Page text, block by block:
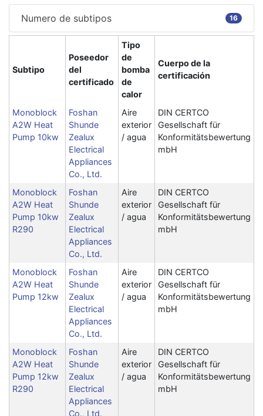
Numero de subtipos 16
Subtipo
Poseedor
del
certificado
Tipo
de
bomba
de
calor
Cuerpo de la
certificación
Monoblock
A2W Heat
Pump 10kw
Foshan
Shunde
Zealux
Electrical
Appliances
Co., Ltd.
Aire
exterior
/ agua
DIN CERTCO
Gesellschaft für
Konformitätsbewertung
mbH
Monoblock
A2W Heat
Pump 10kw
R290
Foshan
Shunde
Zealux
Electrical
Appliances
Co., Ltd.
Aire
exterior
/ agua
DIN CERTCO
Gesellschaft für
Konformitätsbewertung
mbH
Monoblock
A2W Heat
Pump 12kw
Foshan
Shunde
Zealux
Electrical
Appliances
Co., Ltd.
Aire
exterior
/ agua
DIN CERTCO
Gesellschaft für
Konformitätsbewertung
mbH
Monoblock
A2W Heat
Pump 12kw
R290
Foshan
Shunde
Zealux
Electrical
Appliances
Co., Ltd.
Aire
exterior
/ agua
DIN CERTCO
Gesellschaft für
Konformitätsbewertung
mbH